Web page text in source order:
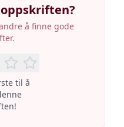
å finne gode
til å